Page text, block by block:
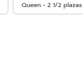
Queen - 2 1/2 plazas